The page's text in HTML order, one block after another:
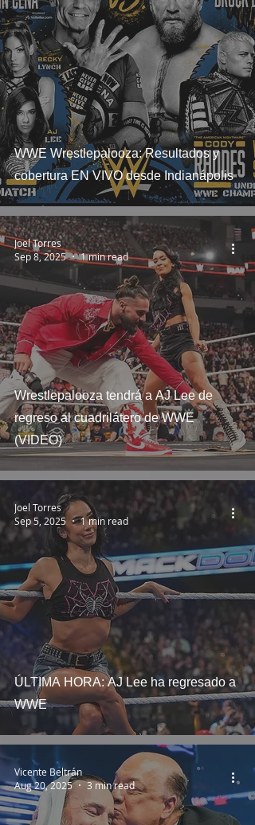
WWE Wrestlepalooza: Resultados y
cobertura EN VIVO desde Indianápolis
Wrestlepalooza tendrá a AJ Lee de
regreso al cuadrilátero de WWE
(VIDEO)
Joel Torres
Sep 8, 2025
1 min read
ÚLTIMA HORA: AJ Lee ha regresado a
WWE
Joel Torres
Sep 5, 2025
1 min read
Vicente Beltrán
Aug 20, 2025
3 min read